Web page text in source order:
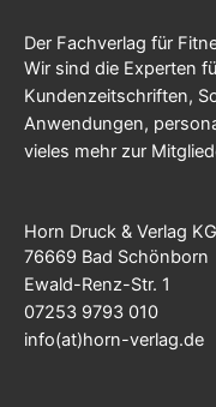
Der Fachverlag für
Wir sind die Experten
Kundenzeitschriften,
Anwendungen,
vieles mehr zur
Horn Druck & Verlag KG
76669 Bad Schönborn
Ewald-Renz-Str. 1
07253 9793 010
info(at)horn-verlag.de